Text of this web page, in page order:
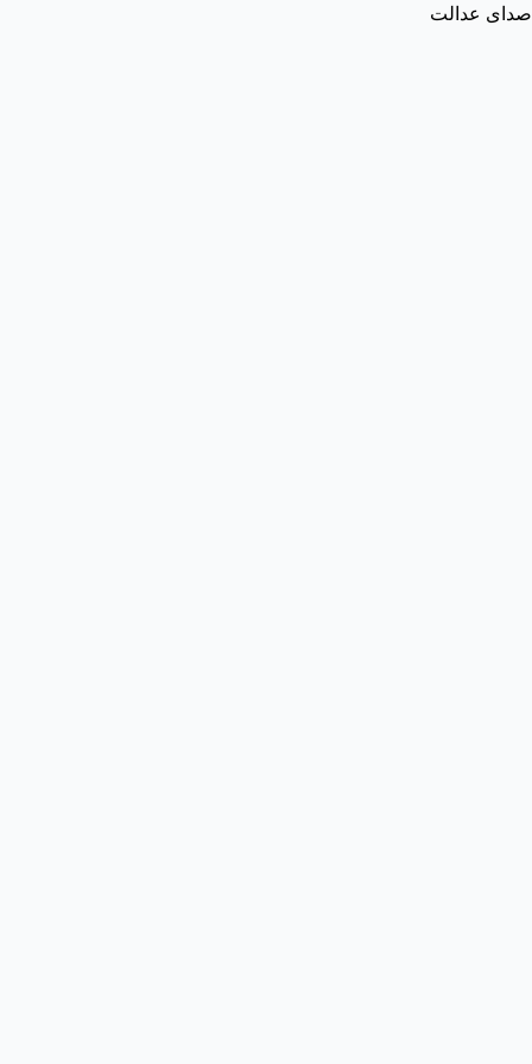
صدای عدالت